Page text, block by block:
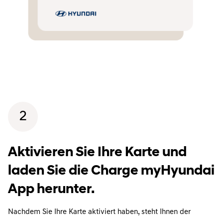
2
Aktivieren Sie Ihre Karte und
laden Sie die Charge myHyundai
App herunter.
Nachdem Sie Ihre Karte aktiviert haben, steht Ihnen der